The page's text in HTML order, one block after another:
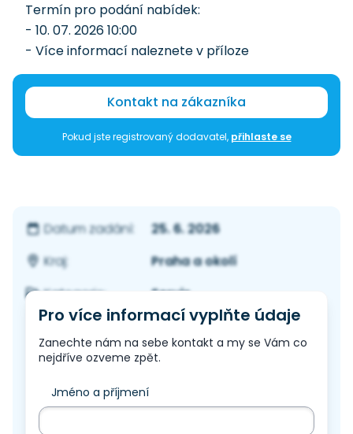
Termín pro podání nabídek:
- 10. 07. 2026 10:00
- Více informací naleznete v příloze
Kontakt na zákazníka
Pokud jste registrovaný dodavatel, přihlaste se
Datum zadání:
25. 6. 2026
Kraj:
Praha a okolí
Kategorie:
Servis
Pro více informací vyplňte údaje
Zanechte nám na sebe kontakt a my se Vám co
nejdříve ozveme zpět.
Jméno a příjmení